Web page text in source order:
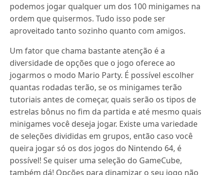
podemos jogar qualquer um dos 100 minigames na
ordem que quisermos. Tudo isso pode ser
aproveitado tanto sozinho quanto com amigos.
Um fator que chama bastante atenção é a
diversidade de opções que o jogo oferece ao
jogarmos o modo Mario Party. É possível escolher
quantas rodadas terão, se os minigames terão
tutoriais antes de começar, quais serão os tipos de
estrelas bônus no fim da partida e até mesmo quais
minigames você deseja jogar. Existe uma variedade
de seleções divididas em grupos, então caso você
queira jogar só os dos jogos do Nintendo 64, é
possível! Se quiser uma seleção do GameCube,
também dá! Opções para dinamizar o seu jogo não